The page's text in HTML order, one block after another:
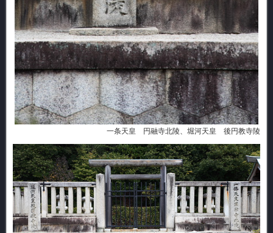
一条天皇 円融寺北陵、堀河天皇 後円教寺陵